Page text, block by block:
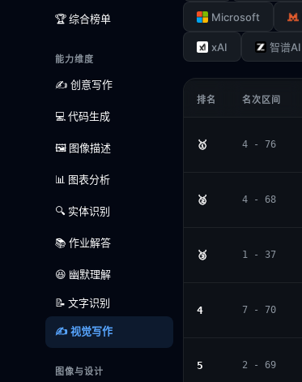
🏆 综合榜单
能力维度
✍️ 创意写作
💻 代码生成
🖼️ 图像描述
📊 图表分析
🔍 实体识别
📚 作业解答
😆 幽默理解
📝 文字识别
✍️ 视觉写作
图像与设计
Microsoft
xAI 智谱AI
排名 名次区间
🥇 4 - 76
🥈 4 - 68
🥉 1 - 37
4 7 - 70
5 2 - 69